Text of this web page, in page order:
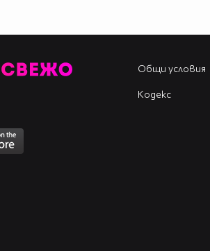
Общи условия
Кодекс